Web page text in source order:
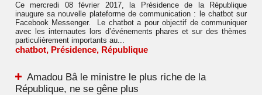
Ce mercredi 08 février 2017, la Présidence de la République
inaugure sa nouvelle plateforme de communication : le chatbot sur
Facebook Messenger. Le chatbot a pour objectif de communiquer
avec les internautes lors d’événements phares et sur des thèmes
particulièrement importants au...
chatbot, Présidence, République
Amadou Bâ le ministre le plus riche de la
République, ne se gêne plus